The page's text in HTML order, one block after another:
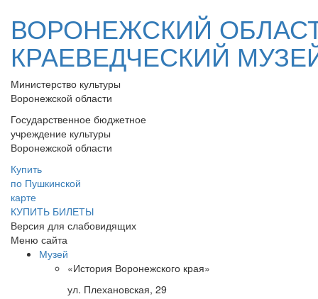
ВОРОНЕЖСКИЙ
КРАЕВЕДЧЕСКИЙ
Министерство культуры
Воронежской области
Государственное бюджетное
учреждение культуры
Воронежской области
Купить
по Пушкинской
карте
КУПИТЬ БИЛЕТЫ
Версия для слабовидящих
Меню сайта
Музей
«История Воронежского края»
ул. Плехановская, 29